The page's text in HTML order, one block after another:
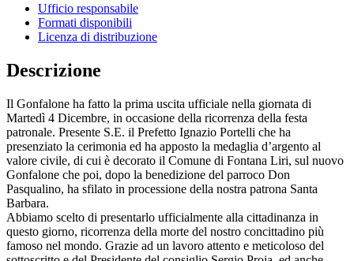
Ufficio responsabile
Formati disponibili
Licenza di distribuzione
Descrizione
Il Gonfalone ha fatto la prima uscita ufficiale nella giornata di
Martedì 4 Dicembre, in occasione della ricorrenza della festa
patronale. Presente S.E. il Prefetto Ignazio Portelli che ha
presenziato la cerimonia ed ha apposto la medaglia d’argento al
valore civile, di cui è decorato il Comune di Fontana Liri, sul nuovo
Gonfalone che poi, dopo la benedizione del parroco Don
Pasqualino, ha sfilato in processione della nostra patrona Santa
Barbara.
Abbiamo scelto di presentarlo ufficialmente alla cittadinanza in
questo giorno, ricorrenza della morte del nostro concittadino più
famoso nel mondo. Grazie ad un lavoro attento e meticoloso del